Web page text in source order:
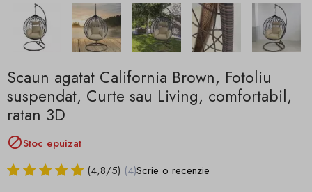
Scaun agatat California Brown, Fotoliu
suspendat, Curte sau Living, comfortabil,
ratan 3D
Stoc epuizat
(4,8/5) (4)Scrie o recenzie